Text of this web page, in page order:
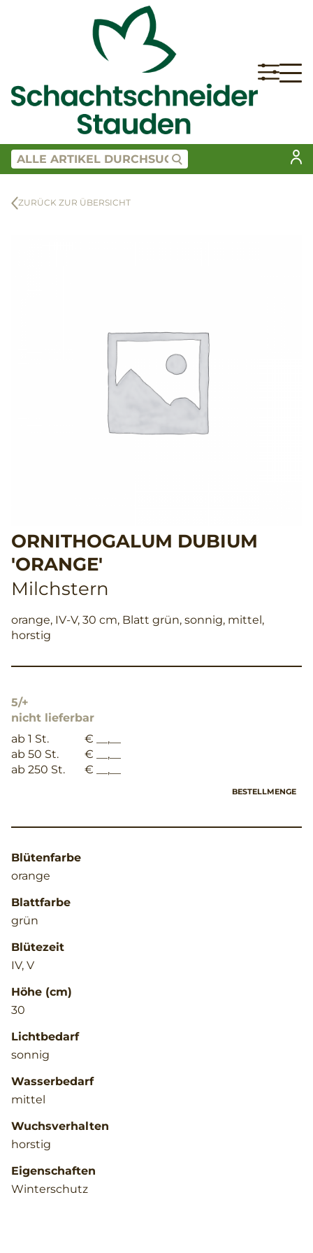
ZURÜCK ZUR ÜBERSICHT
ORNITHOGALUM DUBIUM
'ORANGE'
Milchstern
orange, IV-V, 30 cm, Blatt grün, sonnig, mittel,
horstig
5/+
nicht lieferbar
ab 1 St.
€ __,__
ab 50 St.
€ __,__
ab 250 St.
€ __,__
BESTELLMENGE
Blütenfarbe
orange
Blattfarbe
grün
Blütezeit
IV, V
Höhe (cm)
30
Lichtbedarf
sonnig
Wasserbedarf
mittel
Wuchsverhalten
horstig
Eigenschaften
Winterschutz